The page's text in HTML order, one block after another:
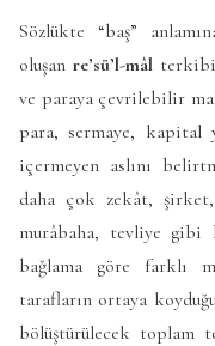
Sözlükte “baş”
oluşan re’sü’l-mâlterkibi
ve paraya çevrilebilir
para, sermaye, kapital
içermeyen aslını
daha çok zekât,
murâbaha, tevliye gibi
bağlama göre farklı
tarafların ortaya
bölüştürülecek toplam